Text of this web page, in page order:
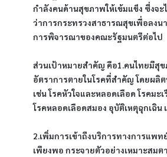
กำลังคนด้านสุขภาพให้เข้มแข็ง ซึ่งจะ
ว่าการกระทรวงสาธารณสุขเพื่อลงน
การพิจารณาของคณะรัฐมนตรีต่อไป
ส่วนเป้าหมายสำคัญ คือ1.คนไทยมีสุ
อัตราการตายในโรคที่สำคัญ โดยผลิ
เช่น โรคหัวใจและหลอดเลือด โรคมะ
โรคหลอดเลือดสมอง อุบัติเหตุฉุกเฉิน
2.เพิ่มการเข้าถึงบริการทางการแพ
เพียงพอ กระจายตัวอย่างเหมาะสม